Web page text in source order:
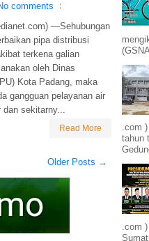
comments
—Sehubungan
pipa distribusi
terkena galian
oleh Dinas
Kota Padang, maka
gangguan pelayanan air
dan sekitarny...
Read More
Older Posts →
.com
tahun
.com